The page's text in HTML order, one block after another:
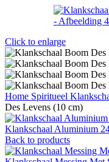
Click to enlarge
Home Spiritueel
Des Levens (10 cm)
Klankschaal Aluminium
Back to products